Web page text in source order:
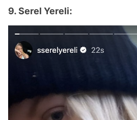
9. Serel Yereli: